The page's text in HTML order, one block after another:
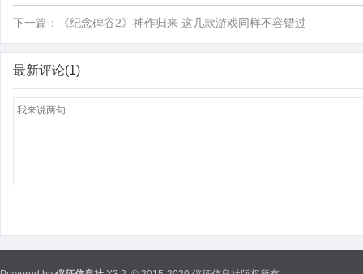
下一篇： 《纪念碑谷2》神作归来 这几款游戏同样不容错过
最新评论(1)